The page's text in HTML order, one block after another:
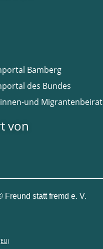
Bamberg
des Bundes
und Migrantenbeirat
von
Freund statt fremd e. V.